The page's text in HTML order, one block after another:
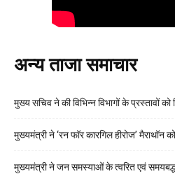
अन्य ताजा समाचार
मुख्य सचिव ने की विभिन्न विभागों के प्रस्तावों को
मुख्यमंत्री ने ‘रन फॉर कारगिल हीरोज’ मैराथॉन
मुख्यमंत्री ने जन समस्याओं के त्वरित एवं समयबद्ध